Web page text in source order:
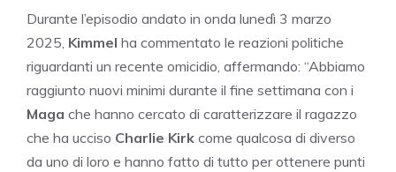
Durante l’episodio andato in onda lunedì 3 marzo
2025, Kimmel ha commentato le reazioni politiche
riguardanti un recente omicidio, affermando: “Abbiamo
raggiunto nuovi minimi durante il fine settimana con i
Maga che hanno cercato di caratterizzare il ragazzo
che ha ucciso Charlie Kirk come qualcosa di diverso
da uno di loro e hanno fatto di tutto per ottenere punti